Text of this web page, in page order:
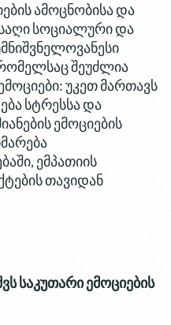
ამოცნობისა და
სოციალური და
შეუძლია
უკეთ მართავს
სტრესსა და
ემოციების
ემპათიის
თავიდან
საკუთარი ემოციების